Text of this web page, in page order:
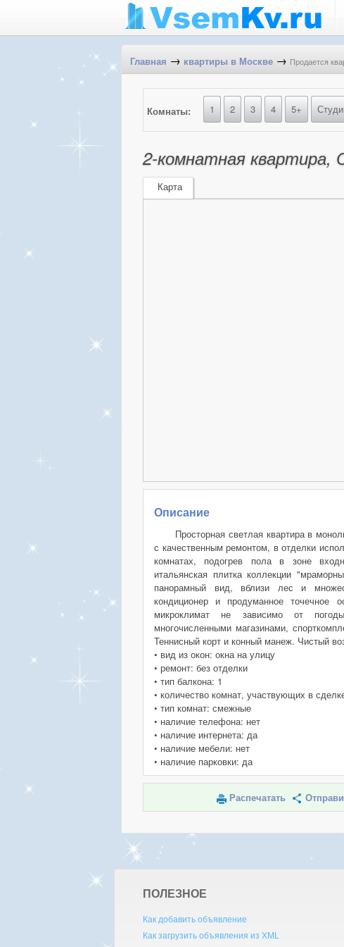
Главная → квартиры в Москве → Продается
Комнаты: 1 2 3 4 5+
2-комнатная квартира,
Карта
Описание
Просторная светлая квартира в
с качественным ремонтом, в отделки
комнатах, подогрев пола в зоне
итальянская плитка коллекции
панорамный вид, вблизи лес и
кондиционер и продуманное точечное
микроклимат не зависимо от
многочисленными магазинами,
Теннисный корт и конный манеж. Чистый
• вид из окон: окна на улицу
• ремонт: без отделки
• тип балкона: 1
• количество комнат, участвующих в
• тип комнат: смежные
• наличие телефона: нет
• наличие интернета: да
• наличие мебели: нет
• наличие парковки: да
Распечатать
ПОЛЕЗНОЕ
Как добавить объявление
Как загрузить объявления из XML